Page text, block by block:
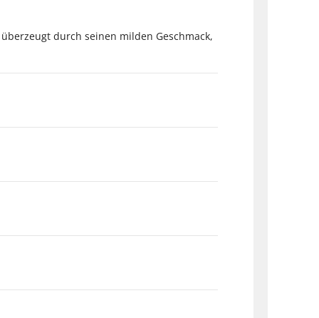
durch seinen milden Geschmack,